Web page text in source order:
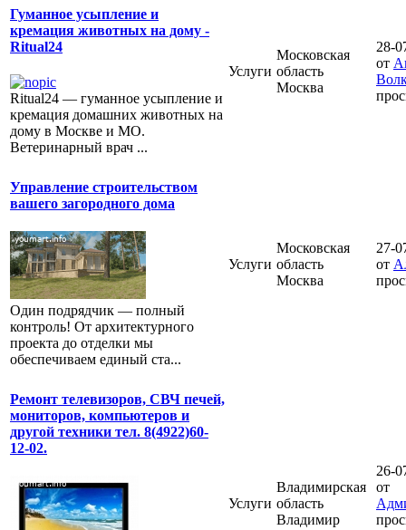
Гуманное усыпление и
кремация животных на дому -
Ritual24
Ritual24 — гуманное усыпление и
кремация домашних животных на
дому в Москве и МО.
Ветеринарный врач ...
Услуги
Московская
область
Москва
28-
от
Управление строительством
вашего загородного дома
Один подрядчик — полный
контроль! От архитектурного
проекта до отделки мы
обеспечиваем единый ста...
Услуги
Московская
область
Москва
27-
от
Ремонт телевизоров, СВЧ печей,
мониторов, компьютеров и
другой техники тел. 8(4922)60-
12-02.
Услуги
Владимирская
область
Владимир
26-
от